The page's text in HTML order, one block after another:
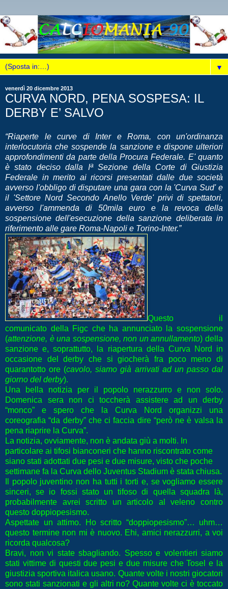
▼
venerdì 20 dicembre 2013
CURVA NORD, PENA SOSPESA: IL
DERBY E’ SALVO
“Riaperte le curve di Inter e Roma, con un'ordinanza
interlocutoria che sospende la sanzione e dispone ulteriori
approfondimenti da parte della Procura Federale. E' quanto
è stato deciso dalla Iª Sezione della Corte di Giustizia
Federale in merito ai ricorsi presentati dalle due società
avverso l'obbligo di disputare una gara con la 'Curva Sud' e
il 'Settore Nord Secondo Anello Verde' privi di spettatori,
avverso l'ammenda di 50mila euro e la revoca della
sospensione dell'esecuzione della sanzione deliberata in
riferimento alle gare Roma-Napoli e Torino-Inter.”
Questo il
comunicato della Figc che ha annunciato la sospensione
(attenzione, è una sospensione, non un annullamento) della
sanzione e, soprattutto, la riapertura della Curva Nord in
occasione del derby che si giocherà fra poco meno di
quarantotto ore (cavolo, siamo già arrivati ad un passo dal
giorno del derby).
Una bella notizia per il popolo nerazzurro e non solo.
Domenica sera non ci toccherà assistere ad un derby
“monco” e spero che la Curva Nord organizzi una
coreografia “da derby” che ci faccia dire “però ne è valsa la
pena riaprire la Curva”.
La notizia, ovviamente, non è andata giù a molti. In
particolare ai tifosi bianconeri che hanno riscontrato come
siano stati adottati due pesi e due misure, visto che poche
settimane fa la Curva dello Juventus Stadium è stata chiusa.
Il popolo juventino non ha tutti i torti e, se vogliamo essere
sinceri, se io fossi stato un tifoso di quella squadra là,
probabilmente avrei scritto un articolo al veleno contro
questo doppiopesismo.
Aspettate un attimo. Ho scritto “doppiopesismo”… uhm…
questo termine non mi è nuovo. Ehi, amici nerazzurri, a voi
ricorda qualcosa?
Bravi, non vi state sbagliando. Spesso e volentieri siamo
stati vittime di questi due pesi e due misure che Tosel e la
giustizia sportiva italica usano. Quante volte i nostri giocatori
sono stati sanzionati e gli altri no? Quante volte ci è toccato